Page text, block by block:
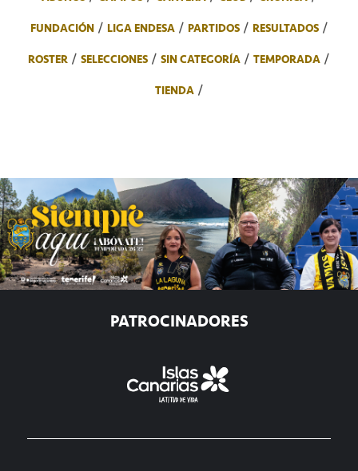
FUNDACIÓN
LIGA ENDESA PARTIDOS
RESULTADOS
ROSTER
SELECCIONES SIN CATEGORÍA
TEMPORADA
TIENDA
PATROCINADORES